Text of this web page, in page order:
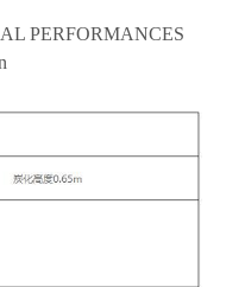
PERFORMANCES